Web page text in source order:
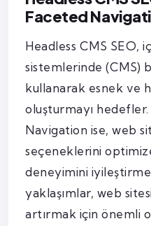
Faceted
Headless CMS SEO,
sistemlerinde (CMS)
kullanarak esnek ve
oluşturmayı hedefler.
Navigation ise, web
seçeneklerini
deneyimini
yaklaşımlar, web
artırmak için önemli